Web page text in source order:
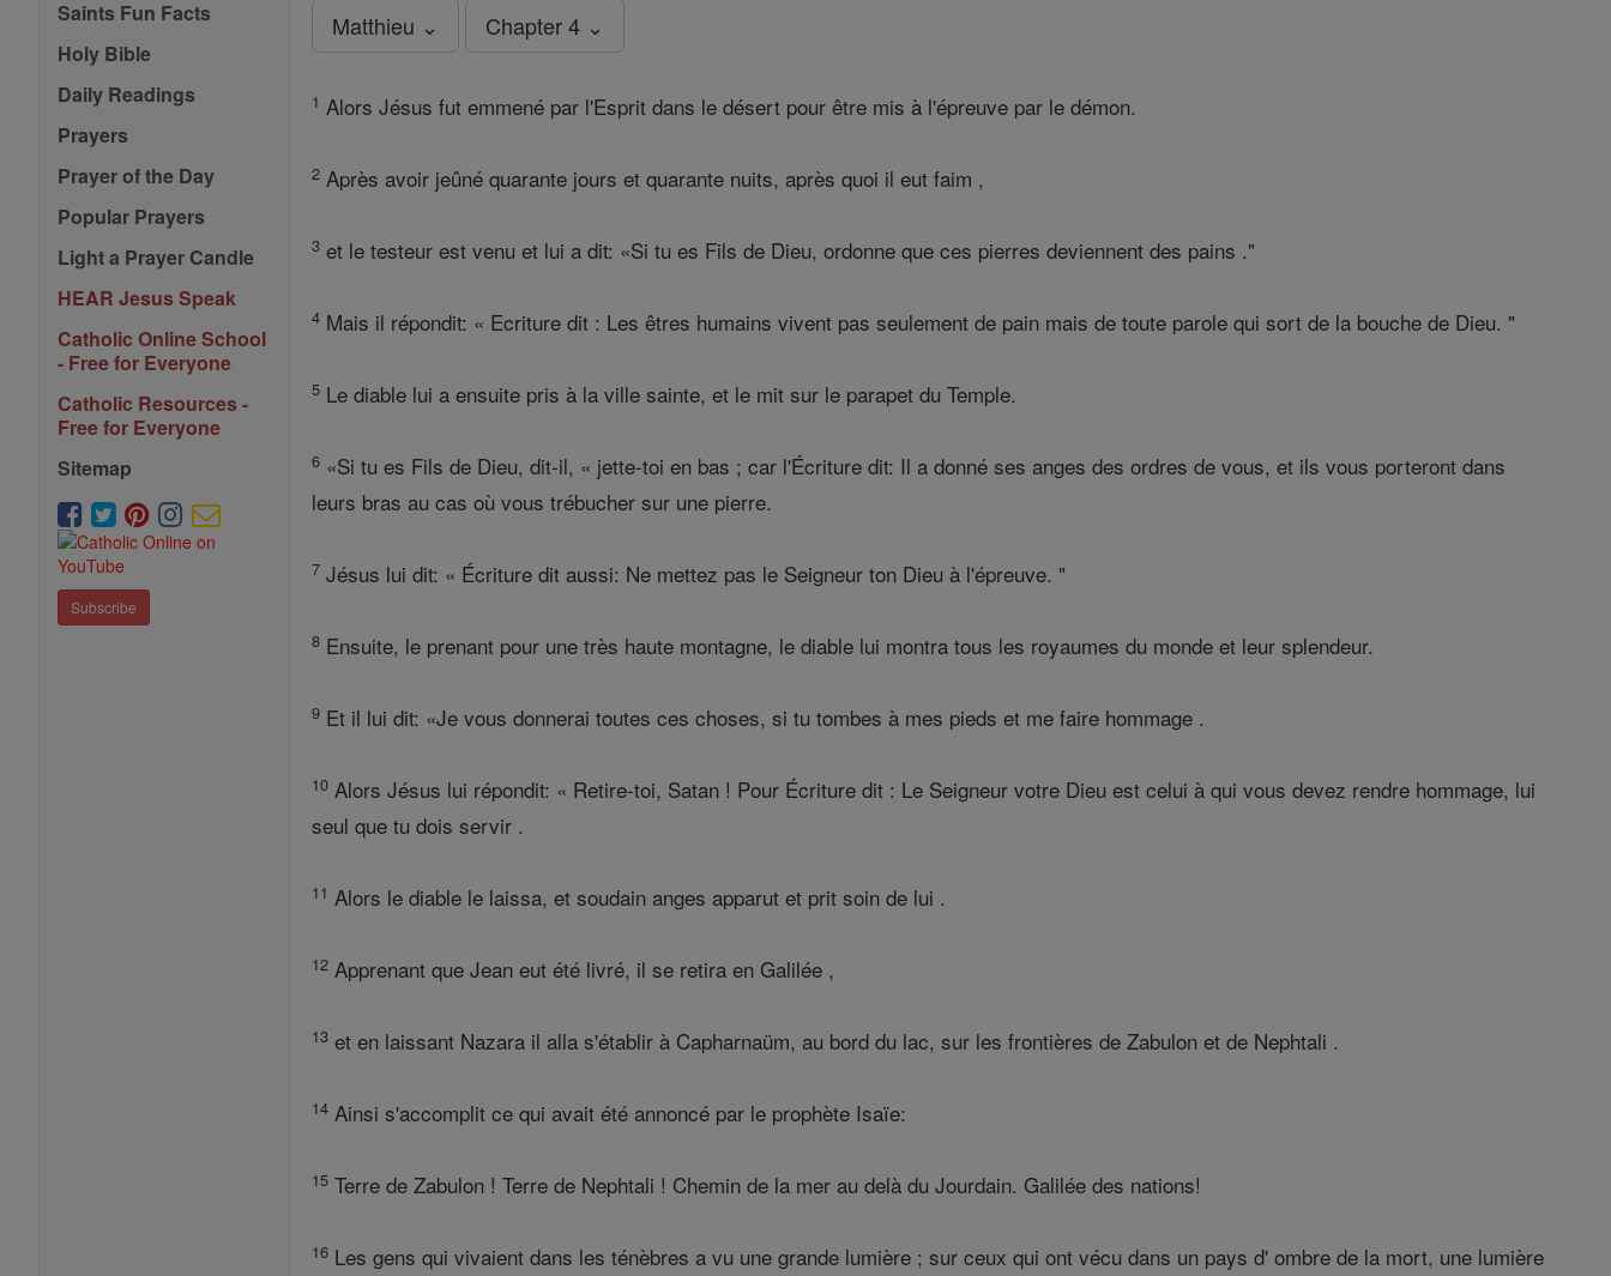
Saints Fun Facts
Holy Bible
Daily Readings
Prayers
Prayer of the Day
Popular Prayers
Light a Prayer Candle
HEAR Jesus Speak
Catholic Online School
- Free for Everyone
Catholic Resources -
Free for Everyone
Sitemap
Subscribe
Matthieu ⌄ Chapter 4 ⌄
1 Alors Jésus fut emmené par l'Esprit dans le désert pour être mis à l'épreuve par le démon.
2 Après avoir jeûné quarante jours et quarante nuits, après quoi il eut faim ,
3 et le testeur est venu et lui a dit: «Si tu es Fils de Dieu, ordonne que ces pierres deviennent des pains ."
4 Mais il répondit: « Ecriture dit : Les êtres humains vivent pas seulement de pain mais de toute parole qui sort de la bouche de Dieu. "
5 Le diable lui a ensuite pris à la ville sainte, et le mit sur le parapet du Temple.
6 «Si tu es Fils de Dieu, dit-il, « jette-toi en bas ; car l'Écriture dit: Il a donné ses anges des ordres de vous, et ils vous porteront dans
leurs bras au cas où vous trébucher sur une pierre.
7 Jésus lui dit: « Écriture dit aussi: Ne mettez pas le Seigneur ton Dieu à l'épreuve. "
8 Ensuite, le prenant pour une très haute montagne, le diable lui montra tous les royaumes du monde et leur splendeur.
9 Et il lui dit: «Je vous donnerai toutes ces choses, si tu tombes à mes pieds et me faire hommage .
10 Alors Jésus lui répondit: « Retire-toi, Satan ! Pour Écriture dit : Le Seigneur votre Dieu est celui à qui vous devez rendre hommage, lui
seul que tu dois servir .
11 Alors le diable le laissa, et soudain anges apparut et prit soin de lui .
12 Apprenant que Jean eut été livré, il se retira en Galilée ,
13 et en laissant Nazara il alla s'établir à Capharnaüm, au bord du lac, sur les frontières de Zabulon et de Nephtali .
14 Ainsi s'accomplit ce qui avait été annoncé par le prophète Isaïe:
15 Terre de Zabulon ! Terre de Nephtali ! Chemin de la mer au delà du Jourdain. Galilée des nations!
16 Les gens qui vivaient dans les ténèbres a vu une grande lumière ; sur ceux qui ont vécu dans un pays d' ombre de la mort, une lumière